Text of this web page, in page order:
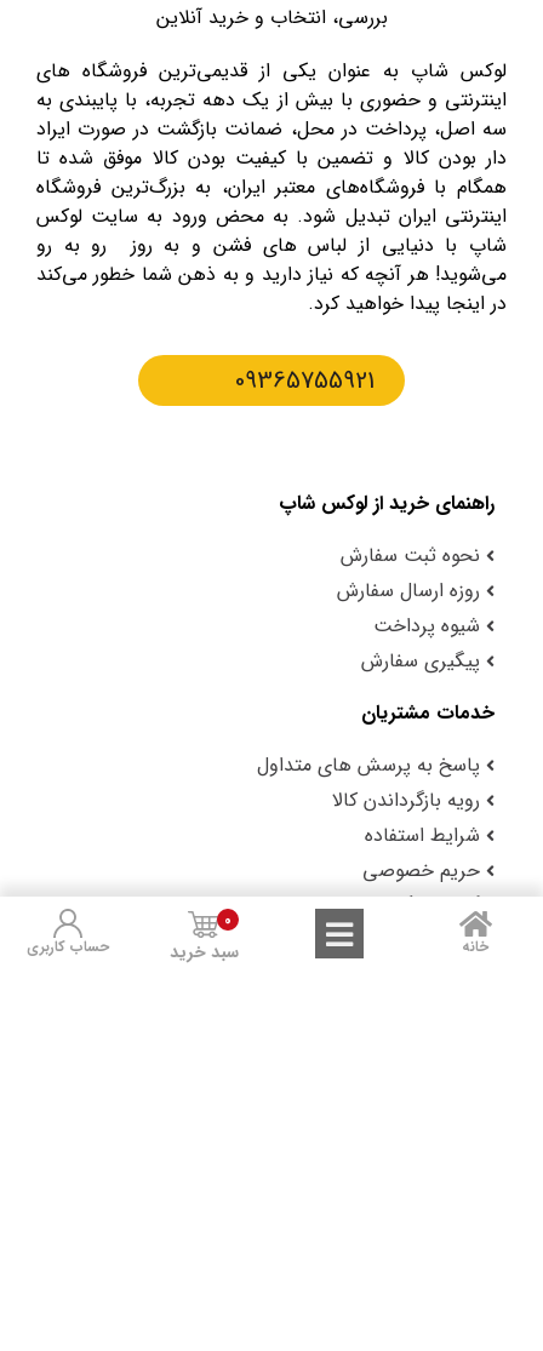
بررسی، انتخاب و خرید آنلاین
لوکس شاپ به عنوان یکی از قدیمی‌ترین فروشگاه های
اینترنتی و حضوری با بیش از یک دهه تجربه، با پایبندی به
سه اصل، پرداخت در محل، ضمانت بازگشت در صورت ایراد
دار بودن کالا و تضمین با کیفیت بودن کالا موفق شده تا
همگام با فروشگاه‌های معتبر ایران، به بزرگ‌ترین فروشگاه
اینترنتی ایران تبدیل شود. به محض ورود به سایت لوکس
شاپ با دنیایی از لباس های فشن و به روز رو به رو
می‌شوید! هر آنچه که نیاز دارید و به ذهن شما خطور می‌کند
در اینجا پیدا خواهید کرد.
09365755921
راهنمای خرید از لوکس شاپ
نحوه ثبت سفارش
روزه ارسال سفارش
شیوه پرداخت
پیگیری سفارش
خدمات مشتریان
پاسخ به پرسش های متداول
رویه بازگرداندن کالا
شرایط استفاده
حریم خصوصی
گزارش باگ
خانه سبد خرید
0
حساب کاربری